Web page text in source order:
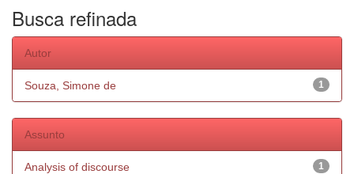
Busca refinada
Autor
1
Souza, Simone de
Assunto
1
Analysis of discourse